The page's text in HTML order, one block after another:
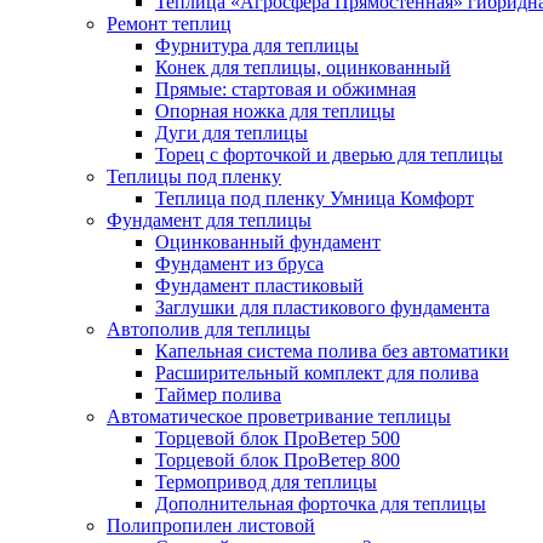
Ремонт теплиц
Фурнитура для теплицы
Конек для теплицы, оцинкованный
Прямые: стартовая и обжимная
Опорная ножка для теплицы
Дуги для теплицы
Торец с форточкой и дверью для теплицы
Теплицы под пленку
Теплица под пленку Умница Комфорт
Фундамент для теплицы
Оцинкованный фундамент
Фундамент из бруса
Фундамент пластиковый
Заглушки для пластикового фундамента
Автополив для теплицы
Капельная система полива без автоматики
Расширительный комплект для полива
Таймер полива
Автоматическое проветривание теплицы
Торцевой блок ПроВетер 500
Торцевой блок ПроВетер 800
Термопривод для теплицы
Дополнительная форточка для теплицы
Полипропилен листовой